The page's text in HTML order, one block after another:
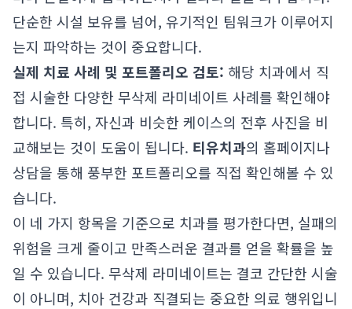
단순한 시설 보유를 넘어, 유기적인 팀워크가 이루어지
는지 파악하는 것이 중요합니다.
실제 치료 사례 및 포트폴리오 검토: 해당 치과에서 직
접 시술한 다양한 무삭제 라미네이트 사례를 확인해야
합니다. 특히, 자신과 비슷한 케이스의 전후 사진을 비
교해보는 것이 도움이 됩니다. 티유치과의 홈페이지나
상담을 통해 풍부한 포트폴리오를 직접 확인해볼 수 있
습니다.
이 네 가지 항목을 기준으로 치과를 평가한다면, 실패의
위험을 크게 줄이고 만족스러운 결과를 얻을 확률을 높
일 수 있습니다. 무삭제 라미네이트는 결코 간단한 시술
이 아니며, 치아 건강과 직결되는 중요한 의료 행위입니